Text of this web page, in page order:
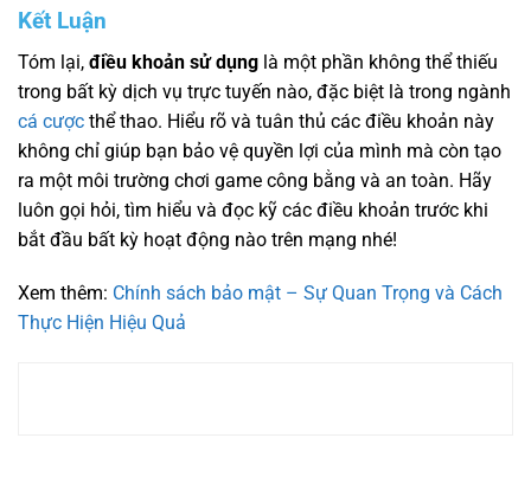
Kết Luận
Tóm lại, điều khoản sử dụng là một phần không thể thiếu
trong bất kỳ dịch vụ trực tuyến nào, đặc biệt là trong ngành
cá cược thể thao. Hiểu rõ và tuân thủ các điều khoản này
không chỉ giúp bạn bảo vệ quyền lợi của mình mà còn tạo
ra một môi trường chơi game công bằng và an toàn. Hãy
luôn gọi hỏi, tìm hiểu và đọc kỹ các điều khoản trước khi
bắt đầu bất kỳ hoạt động nào trên mạng nhé!
Xem thêm: Chính sách bảo mật – Sự Quan Trọng và Cách
Thực Hiện Hiệu Quả